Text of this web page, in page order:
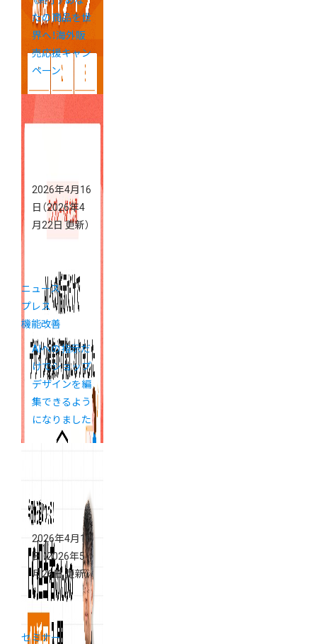
たの商品を世
界へ！海外販
売応援キャン
ペーン
2026年4月16
日 （2026年4
月22日 更新）
ニュース
プレス
機能改善
AIへの指示だ
けでショップ
デザインを編
集できるよう
になりました
2026年4月16
日 （2026年5
月26日 更新）
セミナー